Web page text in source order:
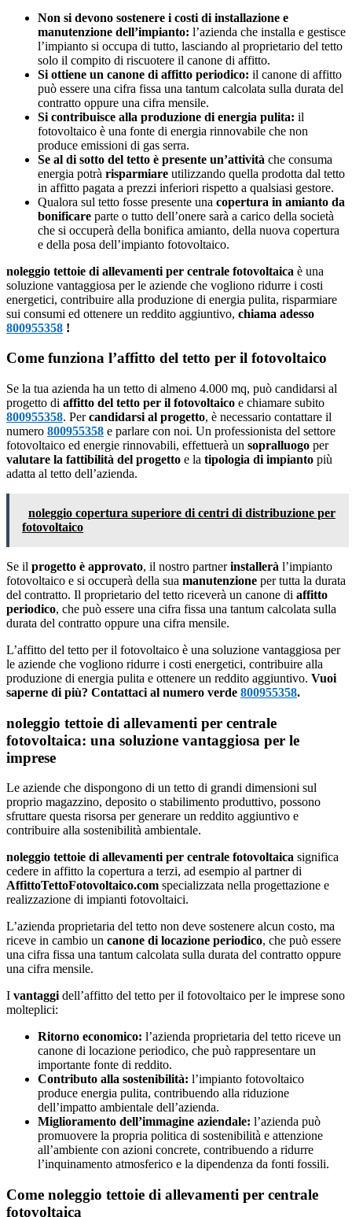
Non si devono sostenere i costi di installazione e
manutenzione dell’impianto: l’azienda che installa e gestisce
l’impianto si occupa di tutto, lasciando al proprietario del tetto
solo il compito di riscuotere il canone di affitto.
Si ottiene un canone di affitto periodico: il canone di affitto
può essere una cifra fissa una tantum calcolata sulla durata del
contratto oppure una cifra mensile.
Si contribuisce alla produzione di energia pulita: il
fotovoltaico è una fonte di energia rinnovabile che non
produce emissioni di gas serra.
Se al di sotto del tetto è presente un’attività che consuma
energia potrà risparmiare utilizzando quella prodotta dal tetto
in affitto pagata a prezzi inferiori rispetto a qualsiasi gestore.
Qualora sul tetto fosse presente una copertura in amianto da
bonificare parte o tutto dell’onere sarà a carico della società
che si occuperà della bonifica amianto, della nuova copertura
e della posa dell’impianto fotovoltaico.
noleggio tettoie di allevamenti per centrale fotovoltaica è una
soluzione vantaggiosa per le aziende che vogliono ridurre i costi
energetici, contribuire alla produzione di energia pulita, risparmiare
sui consumi ed ottenere un reddito aggiuntivo, chiama adesso
800955358 !
Come funziona l’affitto del tetto per il fotovoltaico
Se la tua azienda ha un tetto di almeno 4.000 mq, può candidarsi al
progetto di affitto del tetto per il fotovoltaico e chiamare subito
800955358. Percandidarsi al progetto, è necessario contattare il
numero 800955358 e parlare con noi. Un professionista del settore
fotovoltaico ed energie rinnovabili, effettuerà un sopralluogo per
valutare la fattibilità del progetto e la tipologia di impianto più
adatta al tetto dell’azienda.
noleggio copertura superiore di centri di distribuzione per
fotovoltaico
Se il progetto è approvato, il nostro partnerinstallerà l’impianto
fotovoltaico e si occuperà della sua manutenzione per tutta la durata
del contratto. Il proprietario del tetto riceverà un canone di affitto
periodico, che può essere una cifra fissa una tantum calcolata sulla
durata del contratto oppure una cifra mensile.
L’affitto del tetto per il fotovoltaico è una soluzione vantaggiosa per
le aziende che vogliono ridurre i costi energetici, contribuire alla
produzione di energia pulita e ottenere un reddito aggiuntivo. Vuoi
saperne di più? Contattaci al numero verde 800955358.
noleggio tettoie di allevamenti per centrale
fotovoltaica: una soluzione vantaggiosa per le
imprese
Le aziende che dispongono di un tetto di grandi dimensioni sul
proprio magazzino, deposito o stabilimento produttivo, possono
sfruttare questa risorsa per generare un reddito aggiuntivo e
contribuire alla sostenibilità ambientale.
noleggio tettoie di allevamenti per centrale fotovoltaica significa
cedere in affitto la copertura a terzi, ad esempio al partner di
AffittoTettoFotovoltaico.com specializzata nella progettazione e
realizzazione di impianti fotovoltaici.
L’azienda proprietaria del tetto non deve sostenere alcun costo, ma
riceve in cambio un canone di locazione periodico, che può essere
una cifra fissa una tantum calcolata sulla durata del contratto oppure
una cifra mensile.
I vantaggi dell’affitto del tetto per il fotovoltaico per le imprese sono
molteplici:
Ritorno economico: l’azienda proprietaria del tetto riceve un
canone di locazione periodico, che può rappresentare un
importante fonte di reddito.
Contributo alla sostenibilità: l’impianto fotovoltaico
produce energia pulita, contribuendo alla riduzione
dell’impatto ambientale dell’azienda.
Miglioramento dell’immagine aziendale: l’azienda può
promuovere la propria politica di sostenibilità e attenzione
all’ambiente con azioni concrete, contribuendo a ridurre
l’inquinamento atmosferico e la dipendenza da fonti fossili.
Come noleggio tettoie di allevamenti per centrale
fotovoltaica